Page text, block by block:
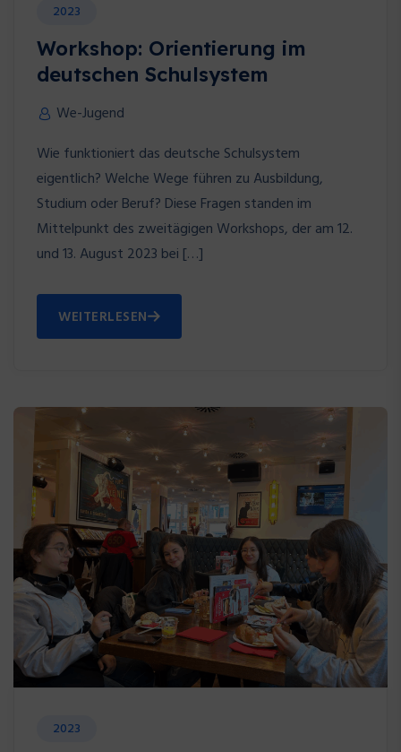
2023
Workshop: Orientierung im
deutschen Schulsystem
We-Jugend
Wie funktioniert das deutsche Schulsystem
eigentlich? Welche Wege führen zu Ausbildung,
Studium oder Beruf? Diese Fragen standen im
Mittelpunkt des zweitägigen Workshops, der am 12.
und 13. August 2023 bei […]
WEITERLESEN
2023